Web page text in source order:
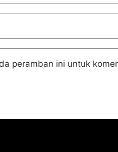
peramban ini untuk